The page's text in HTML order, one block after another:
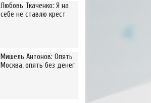
Любовь Ткаченко: Я на
себе не ставлю крест
Мишель Антонов: Опять
Москва, опять без денег